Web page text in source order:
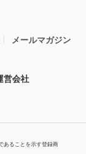
メールマガジン
営会社
あることを示す登録商